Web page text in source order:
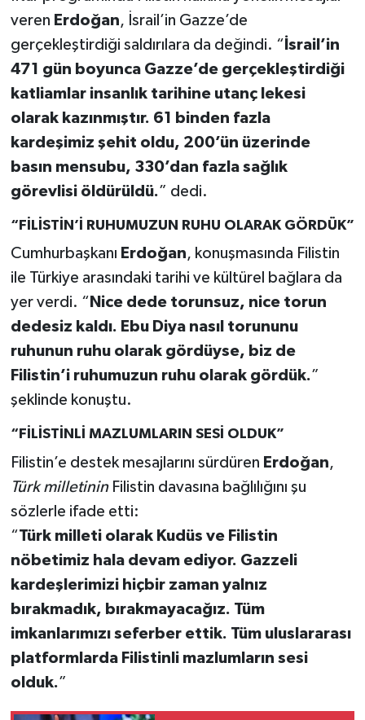
veren Erdoğan, İsrail’in Gazze’de
gerçekleştirdiği saldırılara da değindi. “ İsrail’in
471 gün boyunca Gazze’de gerçekleştirdiği
katliamlar insanlık tarihine utanç lekesi
olarak kazınmıştır. 61 binden fazla
kardeşimiz şehit oldu, 200’ün üzerinde
basın mensubu, 330’dan fazla sağlık
görevlisi öldürüldü.” dedi.
“FİLİSTİN’İ RUHUMUZUN RUHU OLARAK GÖRDÜK”
Cumhurbaşkanı Erdoğan, konuşmasında Filistin
ile Türkiye arasındaki tarihi ve kültürel bağlara da
yer verdi. “ Nice dede torunsuz, nice torun
dedesiz kaldı. Ebu Diya nasıl torununu
ruhunun ruhu olarak gördüyse, biz de
Filistin’i ruhumuzun ruhu olarak gördük.”
şeklinde konuştu.
“FİLİSTİNLİ MAZLUMLARIN SESİ OLDUK”
Filistin’e destek mesajlarını sürdüren Erdoğan,
Türk milletininFilistin davasına bağlılığını şu
sözlerle ifade etti:
“Türk milleti olarak Kudüs ve Filistin
nöbetimiz hala devam ediyor. Gazzeli
kardeşlerimizi hiçbir zaman yalnız
bırakmadık, bırakmayacağız. Tüm
imkanlarımızı seferber ettik. Tüm uluslararası
platformlarda Filistinli mazlumların sesi
olduk.”